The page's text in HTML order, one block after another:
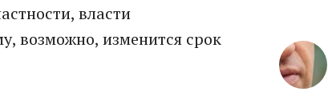
власти
возможно, изменится срок